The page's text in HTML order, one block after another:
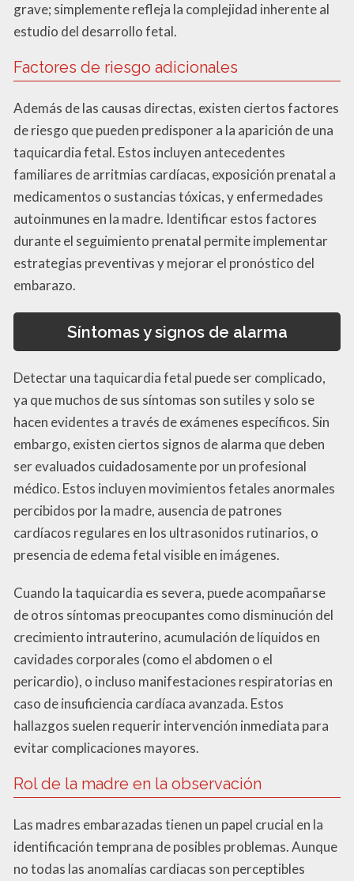
grave; simplemente refleja la complejidad inherente al
estudio del desarrollo fetal.
Factores de riesgo adicionales
Además de las causas directas, existen ciertos factores
de riesgo que pueden predisponer a la aparición de una
taquicardia fetal. Estos incluyen antecedentes
familiares de arritmias cardíacas, exposición prenatal a
medicamentos o sustancias tóxicas, y enfermedades
autoinmunes en la madre. Identificar estos factores
durante el seguimiento prenatal permite implementar
estrategias preventivas y mejorar el pronóstico del
embarazo.
Síntomas y signos de alarma
Detectar una taquicardia fetal puede ser complicado,
ya que muchos de sus síntomas son sutiles y solo se
hacen evidentes a través de exámenes específicos. Sin
embargo, existen ciertos signos de alarma que deben
ser evaluados cuidadosamente por un profesional
médico. Estos incluyen movimientos fetales anormales
percibidos por la madre, ausencia de patrones
cardíacos regulares en los ultrasonidos rutinarios, o
presencia de edema fetal visible en imágenes.
Cuando la taquicardia es severa, puede acompañarse
de otros síntomas preocupantes como disminución del
crecimiento intrauterino, acumulación de líquidos en
cavidades corporales (como el abdomen o el
pericardio), o incluso manifestaciones respiratorias en
caso de insuficiencia cardíaca avanzada. Estos
hallazgos suelen requerir intervención inmediata para
evitar complicaciones mayores.
Rol de la madre en la observación
Las madres embarazadas tienen un papel crucial en la
identificación temprana de posibles problemas. Aunque
no todas las anomalías cardiacas son perceptibles